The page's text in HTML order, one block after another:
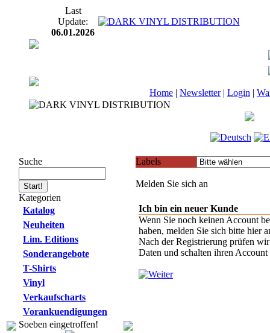
Last
Update:
06.01.2026
Home | Newsletter| Login |
Suche
Kategorien
Katalog
Neuheiten
Lim. Editions
Sonderangebote
T-Shirts
Vinyl
Verkaufscharts
Vorankuendigungen
Soeben eingetroffen!
Labels
Melden Sie sich an
Ich bin ein neuer Kunde
Wenn Sie noch keinen Account
haben, melden Sie sich bitte hier
Nach der Registrierung prüfen
Daten und schalten ihren